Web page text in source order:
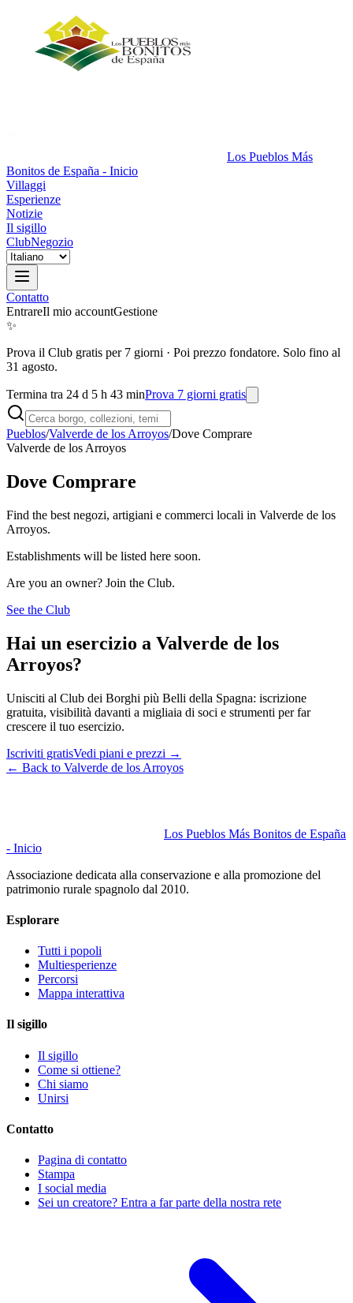
Los Pueblos Más
Bonitos de España - Inicio
Villaggi
Esperienze
Notizie
Il sigillo
ClubNegozio
Contatto
EntrareIl mio accountGestione
✨
Prova il Club gratis per 7 giorni · Poi prezzo fondatore. Solo fino al
31 agosto.
Termina tra 24 d 5 h 43 minProva 7 giorni gratis
Pueblos/Valverde de los Arroyos/Dove Comprare
Valverde de los Arroyos
Dove Comprare
Find the best negozi, artigiani e commerci locali in Valverde de los
Arroyos.
Establishments will be listed here soon.
Are you an owner? Join the Club.
See the Club
Hai un esercizio a Valverde de los
Arroyos?
Unisciti al Club dei Borghi più Belli della Spagna: iscrizione
gratuita, visibilità davanti a migliaia di soci e strumenti per far
crescere il tuo esercizio.
Iscriviti gratisVedi piani e prezzi →
← Back to Valverde de los Arroyos
Los Pueblos Más Bonitos de España
- Inicio
Associazione dedicata alla conservazione e alla promozione del
patrimonio rurale spagnolo dal 2010.
Esplorare
Tutti i popoli
Multiesperienze
Percorsi
Mappa interattiva
Il sigillo
Il sigillo
Come si ottiene?
Chi siamo
Unirsi
Contatto
Pagina di contatto
Stampa
I social media
Sei un creatore? Entra a far parte della nostra rete